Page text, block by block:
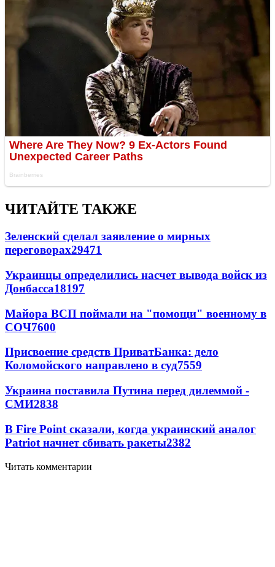
ЧИТАЙТЕ ТАКЖЕ
Зеленский сделал заявление о мирных
переговорах29471
Украинцы определились насчет вывода войск из
Донбасса18197
Майора ВСП поймали на "помощи" военному в
СОЧ7600
Присвоение средств ПриватБанка: дело
Коломойского направлено в суд7559
Украина поставила Путина перед дилеммой -
СМИ2838
В Fire Point сказали, когда украинский аналог
Patriot начнет сбивать ракеты2382
Читать комментарии